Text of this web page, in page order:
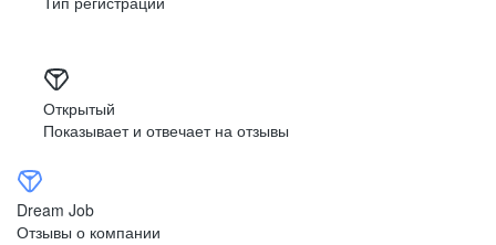
Мы ценим мнение наших сотрудников и создаём
от их должности и местонахождения.
Мы поддерживаем наших коллег в трудных
ситуациях, а в случае переезда в другой город
Открытый
Показывает и отвечает на отзывы
Dream Job
Отзывы о компании